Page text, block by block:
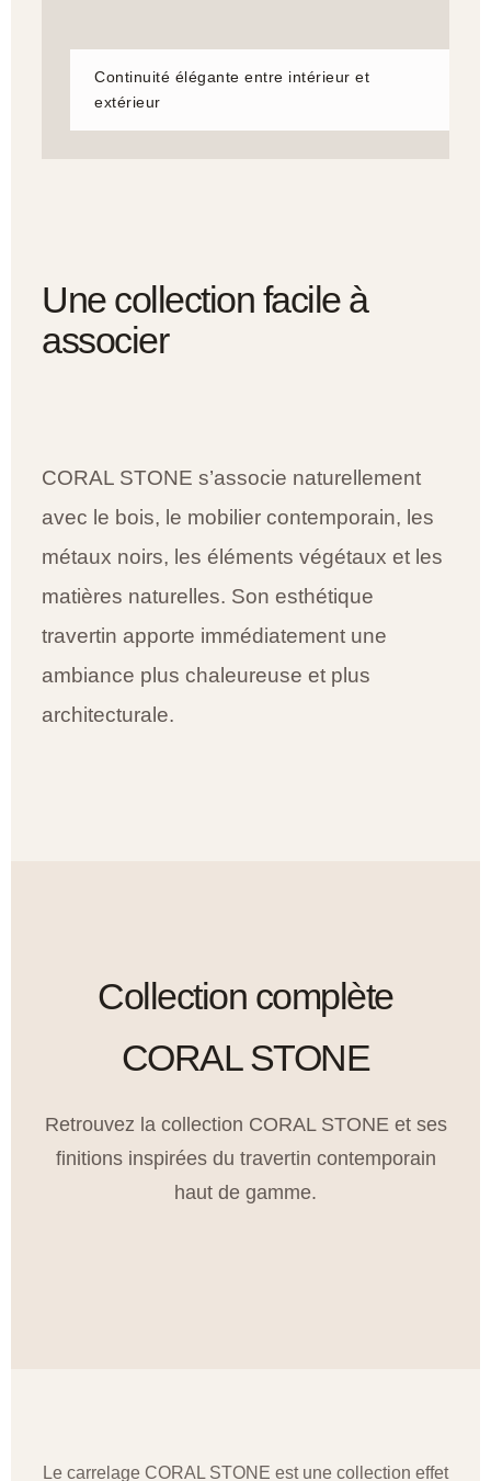
Continuité élégante entre intérieur et
extérieur
Une collection facile à
associer
CORAL STONE s’associe naturellement
avec le bois, le mobilier contemporain, les
métaux noirs, les éléments végétaux et les
matières naturelles. Son esthétique
travertin apporte immédiatement une
ambiance plus chaleureuse et plus
architecturale.
Collection complète
CORAL STONE
Retrouvez la collection CORAL STONE et ses
finitions inspirées du travertin contemporain
haut de gamme.
Le carrelage CORAL STONE est une collection effet